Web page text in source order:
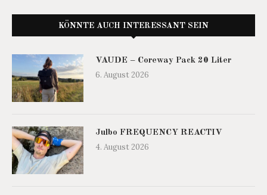
KÖNNTE AUCH INTERESSANT SEIN
VAUDE – Coreway Pack 20 Liter
6. August 2026
Julbo FREQUENCY REACTIV
4. August 2026